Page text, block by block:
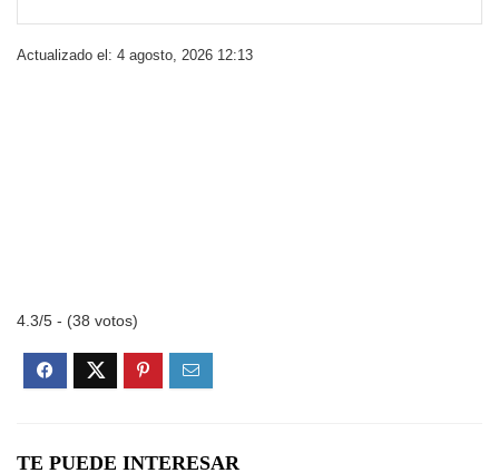
Actualizado el: 4 agosto, 2026 12:13
4.3/5 - (38 votos)
TE PUEDE INTERESAR